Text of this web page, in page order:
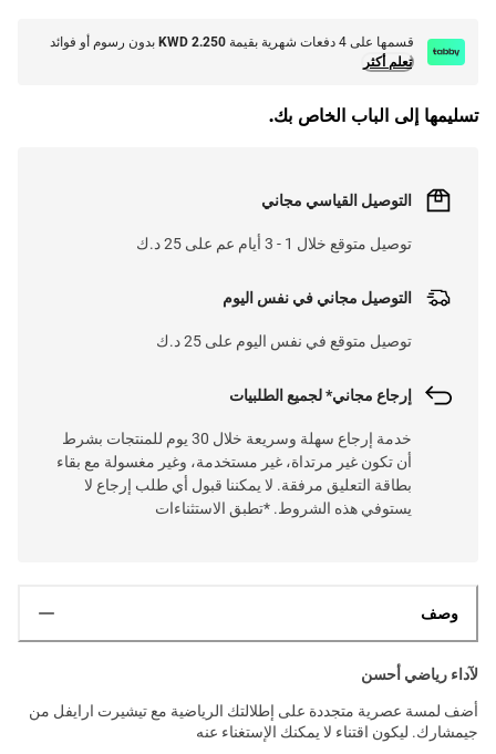
قسمها على 4 دفعات شهرية بقيمة KWD 2.250 بدون رسوم أو فوائد
تعلم أكثر
تسليمها إلى الباب الخاص بك.
التوصيل القياسي مجاني
توصيل متوقع خلال 1 - 3 أيام عم على 25 د.ك
التوصيل مجاني في نفس اليوم
توصيل متوقع في نفس اليوم على 25 د.ك
إرجاع مجاني* لجميع الطلبيات
خدمة إرجاع سهلة وسريعة خلال 30 يوم للمنتجات بشرط
أن تكون غير مرتداة، غير مستخدمة، وغير مغسولة مع بقاء
بطاقة التعليق مرفقة. لا يمكننا قبول أي طلب إرجاع لا
يستوفي هذه الشروط. *تطبق الاستثناءات
وصف
لآداء رياضي أحسن
أضف لمسة عصرية متجددة على إطلالتك الرياضية مع تيشيرت ارايفل من
جيمشارك. ليكون اقتناء لا يمكنك الإستغناء عنه